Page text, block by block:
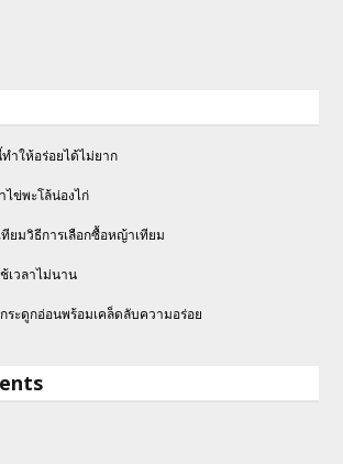
ำให้อร่อยได้ไม่ยาก
ข่พะโล้น่องไก่
ยมวิธีการเลือกซื้อหญ้าเทียม
เวลาไม่นาน
ะดูกอ่อนพร้อมเคล็ดลับความอร่อย